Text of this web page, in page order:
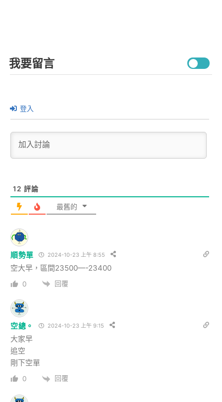
我要留言
登入
12 評論
最舊的
順勢單 2024-10-23 上午 8:55
空大早，區間23500—-23400
0 回覆
空總。 2024-10-23 上午 9:15
大家早
追空
剛下空單
0 回覆